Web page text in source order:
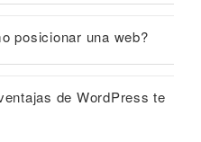
posicionar una web?
de WordPress te